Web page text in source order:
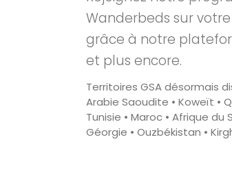
Wanderbeds sur
grâce à notre
et plus encore.
Territoires GSA désormais
Arabie Saoudite • Koweït •
Tunisie • Maroc • Afrique du
Géorgie • Ouzbékistan •